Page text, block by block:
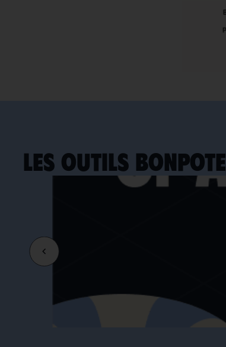
LES OUTILS BONPOTE